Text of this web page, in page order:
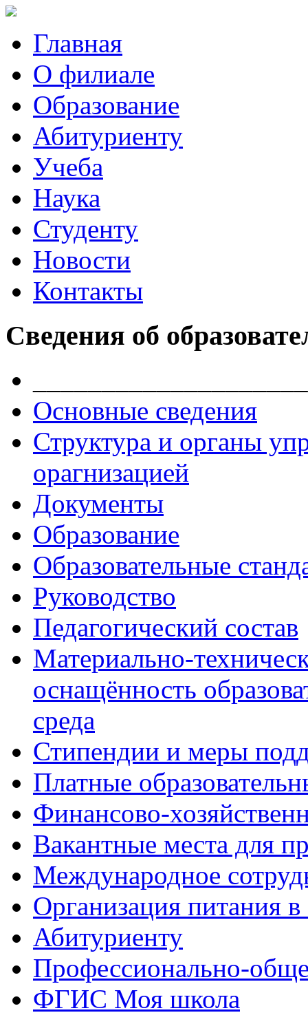
Главная
О филиале
Образование
Абитуриенту
Учеба
Наука
Студенту
Новости
Контакты
Сведения об
Основные сведения
Структура и органы
орагнизацией
Документы
Образование
Образовательные
Руководство
Педагогический состав
Материально-
оснащённость
среда
Стипендии и меры
Платные
Финансово-
Вакантные места для
Международное
Организация питания в
Абитуриенту
Профессионально-
ФГИС Моя школа